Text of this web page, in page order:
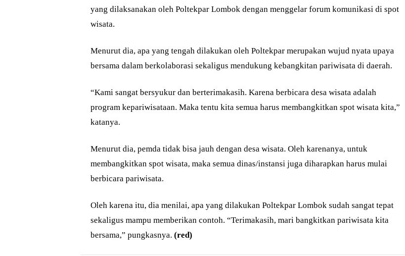
yang dilaksanakan oleh Poltekpar Lombok dengan menggelar forum komunikasi di spot
wisata.
Menurut dia, apa yang tengah dilakukan oleh Poltekpar merupakan wujud nyata upaya
bersama dalam berkolaborasi sekaligus mendukung kebangkitan pariwisata di daerah.
“Kami sangat bersyukur dan berterimakasih. Karena berbicara desa wisata adalah
program kepariwisataan. Maka tentu kita semua harus membangkitkan spot wisata kita,”
katanya.
Menurut dia, pemda tidak bisa jauh dengan desa wisata. Oleh karenanya, untuk
membangkitkan spot wisata, maka semua dinas/instansi juga diharapkan harus mulai
berbicara pariwisata.
Oleh karena itu, dia menilai, apa yang dilakukan Poltekpar Lombok sudah sangat tepat
sekaligus mampu memberikan contoh. “Terimakasih, mari bangkitkan pariwisata kita
bersama,” pungkasnya. (red)